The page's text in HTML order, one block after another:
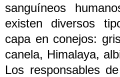
sanguíneos
existen diversos
capa en conejos:
canela, Himalaya,
Los responsables